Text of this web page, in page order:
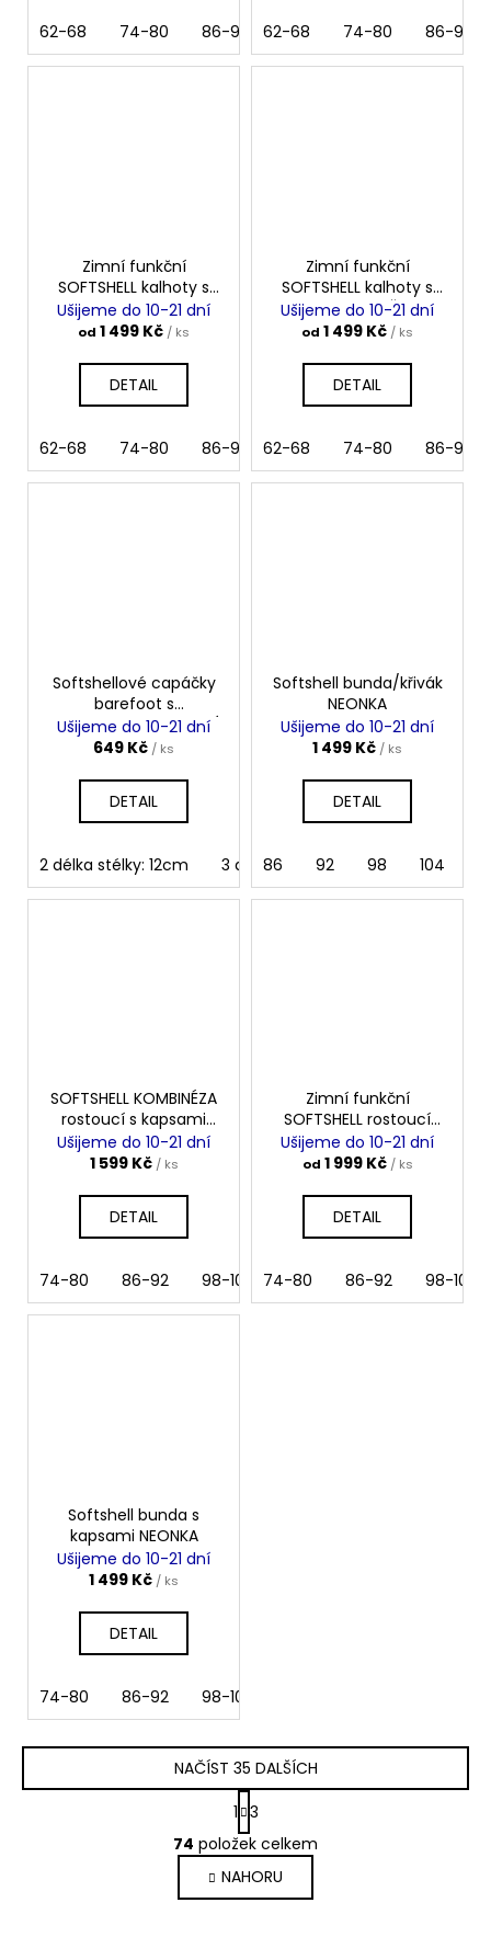
62-68 74-80 86-92 98-104 110-116 122-
62-68 74-80 86-92
Zimní funkční
SOFTSHELL kalhoty s
laclem ARMY
Ušijeme do 10-21 dní
od 1 499 Kč / ks
DETAIL
62-68 74-80 86-92 98-104 110-116 122-
Zimní funkční
SOFTSHELL kalhoty s
laclem KYTIČKY
Ušijeme do 10-21 dní
od 1 499 Kč / ks
DETAIL
62-68 74-80 86-92
Softshellové capáčky
barefoot s
microfleece MALINOVÁ
Ušijeme do 10-21 dní
649 Kč / ks
DETAIL
2 délka stélky: 12cm 3 délka stélky: 13cm 4 délka
Softshell bunda/křivák
NEONKA
Ušijeme do 10-21 dní
1 499 Kč / ks
DETAIL
86 92 98 104
SOFTSHELL KOMBINÉZA
rostoucí s kapsami
NEONKA
Ušijeme do 10-21 dní
1 599 Kč / ks
DETAIL
74-80 86-92 98-104 110-116 122-128 134-
Zimní funkční
SOFTSHELL rostoucí
kombinéza s
beránkem NEONKA
Ušijeme do 10-21 dní
od 1 999 Kč / ks
DETAIL
74-80 86-92 98-104
Softshell bunda s
kapsami NEONKA
Ušijeme do 10-21 dní
1 499 Kč / ks
DETAIL
74-80 86-92 98-104
O
v
l
á
NAČÍST 35 DALŠÍCH
S
t
r
á
n
k
1 3
74 položek celkem
NAHORU